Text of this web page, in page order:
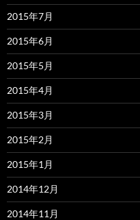
2015年7月
2015年6月
2015年5月
2015年4月
2015年3月
2015年2月
2015年1月
2014年12月
2014年11月